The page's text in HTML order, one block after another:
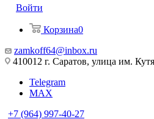
Войти
Корзина0
zamkoff64@inbox.ru
410012 г. Саратов, улица им.
Telegram
MAX
+7 (964) 997-40-27